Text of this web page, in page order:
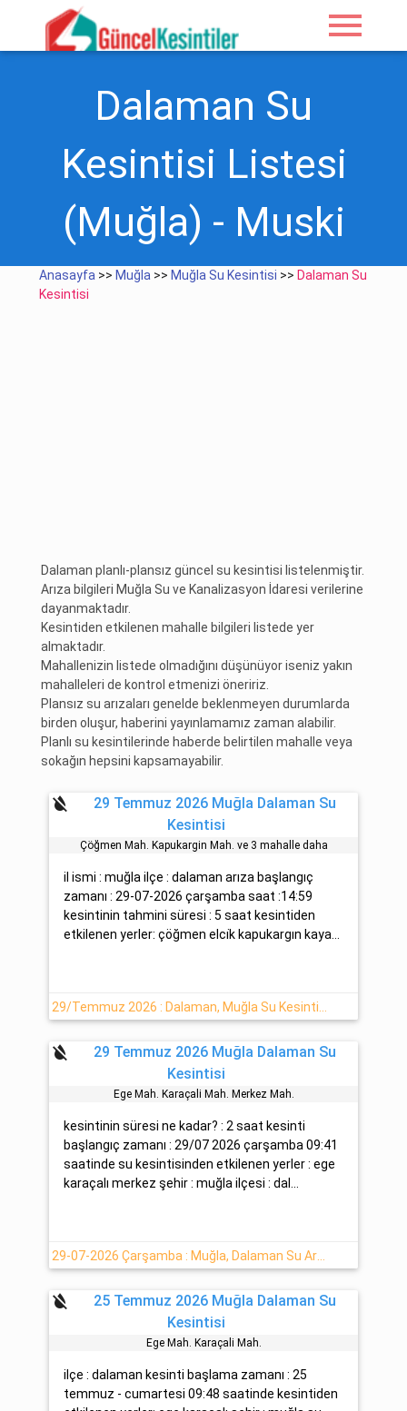
menu
Dalaman Su
Kesintisi Listesi
(Muğla) - Muski
Anasayfa >> Muğla >> Muğla Su Kesintisi >> Dalaman Su
Kesintisi
Dalaman planlı-plansız güncel su kesintisi listelenmiştir.
Arıza bilgileri Muğla Su ve Kanalizasyon İdaresi verilerine
dayanmaktadır.
Kesintiden etkilenen mahalle bilgileri listede yer
almaktadır.
Mahallenizin listede olmadığını düşünüyor iseniz yakın
mahalleleri de kontrol etmenizi öneririz.
Plansız su arızaları genelde beklenmeyen durumlarda
birden oluşur, haberini yayınlamamız zaman alabilir.
Planlı su kesintilerinde haberde belirtilen mahalle veya
sokağın hepsini kapsamayabilir.
format_color_reset
29 Temmuz 2026 Muğla Dalaman Su
Kesintisi
Çöğmen Mah. Kapukargin Mah. ve 3 mahalle daha
il ismi : muğla ilçe : dalaman arıza başlangıç
zamanı : 29-07-2026 çarşamba saat :14:59
kesintinin tahmini süresi : 5 saat kesintiden
etkilenen yerler: çöğmen elci̇k kapukargın kaya...
format_color_reset
29 Temmuz 2026 Muğla Dalaman Su
Kesintisi
Ege Mah. Karaçali Mah. Merkez Mah.
kesintinin süresi ne kadar? : 2 saat kesinti
başlangıç zamanı : 29/07 2026 çarşamba 09:41
saatinde su kesintisinden etkilenen yerler : ege
karaçalı merkez şehir : muğla ilçesi : dal...
29-07-2026 Çarşamba : Muğla, Dalaman Su Arızası Hakkında Detaylar - Muski
format_color_reset
25 Temmuz 2026 Muğla Dalaman Su
Kesintisi
Ege Mah. Karaçali Mah.
ilçe : dalaman kesinti başlama zamanı : 25
temmuz - cumartesi 09:48 saatinde kesintiden